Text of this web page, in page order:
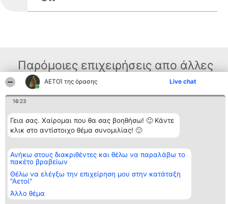
ΑΕΤΟΊ της όρασης Live chat
16:23
Γεια σας. Χαίρομαι που θα σας βοηθήσω! 🙂 Κάντε
κλικ στο αντίστοιχο θέμα συνομιλίας! 🙂
Ανήκω στους διακριθέντες και θέλω να παραλάβω το
πακέτο βραβείων
Θέλω να ελέγξω την επιχείρηση μου στην κατάταξη
"Αετοί"
Άλλο θέμα
Παρόμοιες επιχειρήσεις απο άλλες
περιοχές
Διοργανωτής της
κατάταξης
BEAUTIFUL COMPANY
Μονοπρόσωπη ΙΚΕ
2104128019
email:
Κατάταξη
Διακριθέντες
Λίστα όλων
των
Μεθοδολογία
προϋποθέσεις
ΠΟΛΙΤΙΚΗ
Επικοινωνία
Επικοινωνία